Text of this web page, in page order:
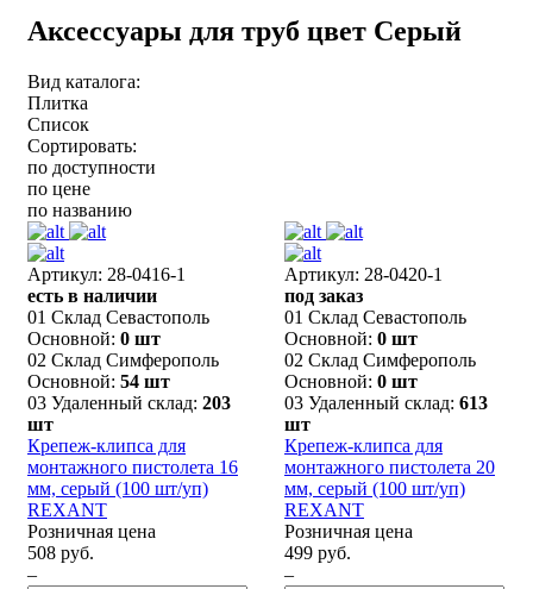
Аксессуары для труб цвет Серый
Вид каталога:
Плитка
Список
Сортировать:
по доступности
по цене
по названию
Артикул: 28-0416-1
есть в наличии
01 Склад Севастополь
Основной: 0 шт
02 Склад Симферополь
Основной: 54 шт
03 Удаленный склад: 203
шт
Крепеж-клипса для
монтажного пистолета 16
мм, серый (100 шт/уп)
REXANT
Розничная цена
508 руб.
–
Артикул: 28-0420-1
под заказ
01 Склад Севастополь
Основной: 0 шт
02 Склад Симферополь
Основной: 0 шт
03 Удаленный склад: 613
шт
Крепеж-клипса для
монтажного пистолета 20
мм, серый (100 шт/уп)
REXANT
Розничная цена
499 руб.
–